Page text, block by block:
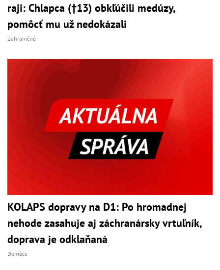
raji: Chlapca (†13) obkľúčili medúzy,
pomôcť mu už nedokázali
Zahraničné
KOLAPS dopravy na D1: Po hromadnej
nehode zasahuje aj záchranársky vrtuľník,
doprava je odklaňaná
Domáce